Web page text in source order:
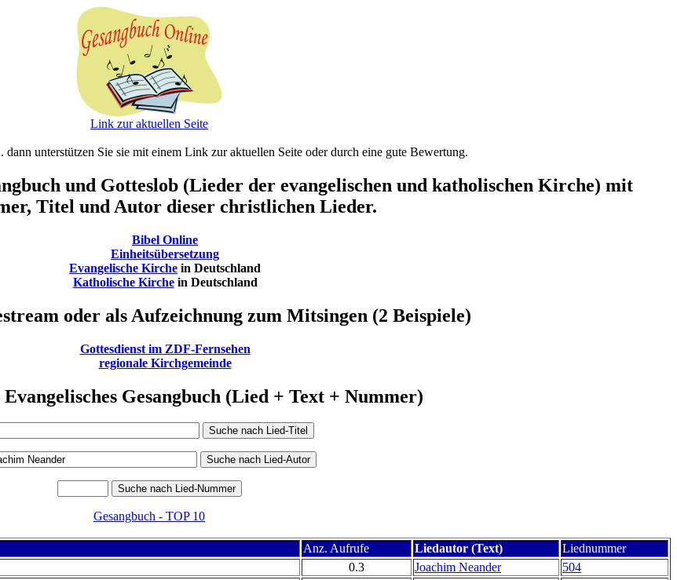
Link zur aktuellen Seite
dann unterstützen Sie sie mit einem Link zur aktuellen Seite oder durch eine gute Bewertung.
und Gotteslob (Lieder der evangelischen und katholischen Kirche) mit
Titel und Autor dieser christlichen Lieder.
Bibel Online
Einheitsübersetzung
Evangelische Kirche in Deutschland
Katholische Kirchein Deutschland
oder als Aufzeichnung zum Mitsingen (2 Beispiele)
Gottesdienst im ZDF-Fernsehen
regionale Kirchgemeinde
Gesangbuch (Lied + Text + Nummer)
Gesangbuch - TOP 10
Anz. Aufrufe Liedautor (Text)
Liednummer
0.3 Joachim Neander
504